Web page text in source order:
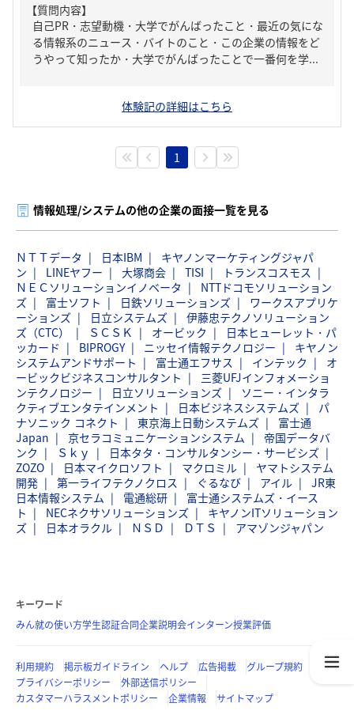
【質問内容】
自己PR・志望動機・大学でがんばったこと・最近の気にな
る情報系のニュース・バイトのこと・この企業の情報をど
うやって知ったか・大学でがんばったことで一番何を学...
体験記の詳細はこちら
1
情報処理/システムの他の企業の面接一覧を見る
ＮＴＴデータ 日本IBM
キヤノンマーケティングジャパ
ン
LINEヤフー 大塚商会 TISI
トランスコスモス
ＮＥＣソリューションイノベータ
NTTドコモソリューション
ズ
富士ソフト 日鉄ソリューションズ
ワークスアプリケ
ーションズ
日立システムズ
伊藤忠テクノソリューション
ズ（CTC）
ＳＣＳＫ オービック
日本ヒューレット・パ
ッカード
BIPROGY ニッセイ情報テクノロジー
キヤノン
システムアンドサポート
富士通エフサス インテック
オ
ービックビジネスコンサルタント
三菱UFJインフォメーショ
ンテクノロジー
日立ソリューションズ
ソニー・インタラ
クティブエンタテインメント
日本ビジネスシステムズ
パ
ナソニック コネクト
東京海上日動システムズ
富士通
Japan
京セラコミュニケーションシステム
帝国データバ
ンク
Ｓｋｙ
日本タタ・コンサルタンシー・サービシズ
ZOZO
日本マイクロソフト マクロミル
ヤマトシステム
開発
第一ライフテクノクロス ぐるなび アイル
JR東
日本情報システム
電通総研
富士通システムズ・イース
ト
NECネクサソリューションズ
キヤノンITソリューション
ズ
日本オラクル ＮＳＤ ＤＴＳ アマゾンジャパン
キーワード
みん就の使い方学生認証合同企業説明会インターン授業評価
利用規約 掲示板ガイドライン ヘルプ 広告掲載
グループ規約
プライバシーポリシー
外部送信ポリシー
カスタマーハラスメントポリシー
企業情報 サイトマップ